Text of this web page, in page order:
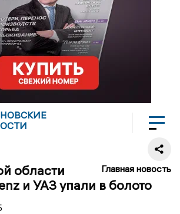
Главная новость
области
и УАЗ упали в болото